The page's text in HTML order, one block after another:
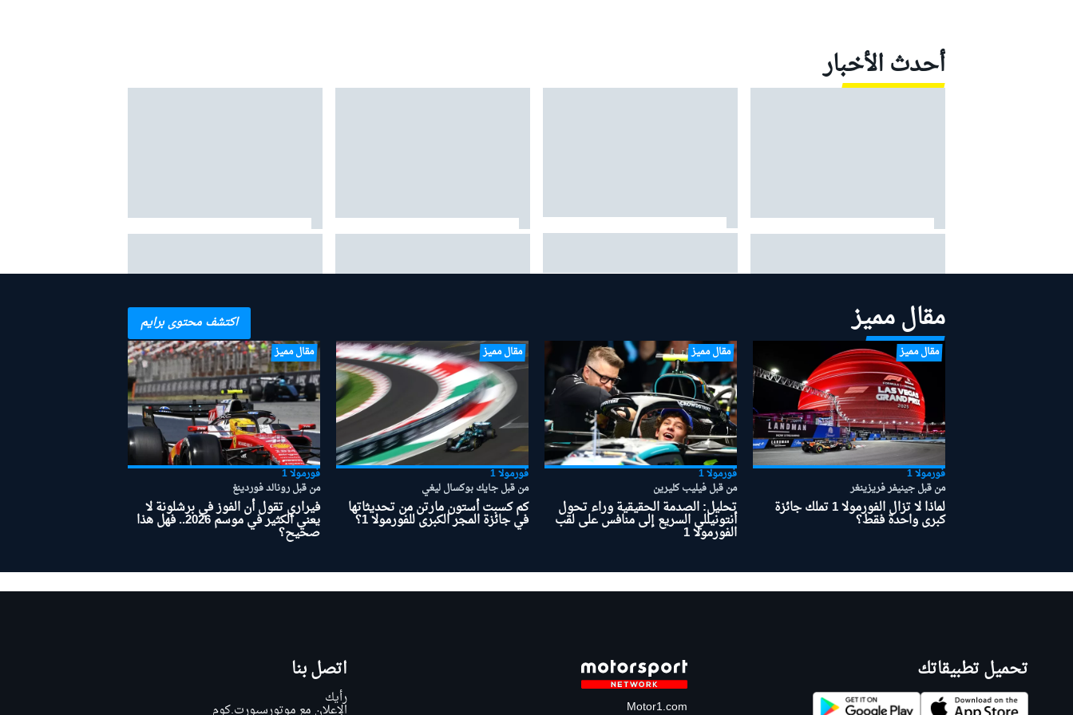
بطولات أخرى
أحدث الأخبار
كولتارد: حظ راسل السيئ في موسم ماركيز: "الفوز بلقب آخر لن يغيّر حياتي.. ألونسو يقود سيارته لامبورغيني الخارقة مرسيدس: "من المبكر جدًا" منح
مقال مميز اكتشف محتوى برايم
مقال مميز
فورمولا 1
من قبل جينيفر فريزينغر
لماذا لا تزال الفورمولا 1 تملك جائزة
كبرى واحدة فقط؟
مقال مميز
فورمولا 1
من قبل فيليب كليرين
تحليل: الصدمة الحقيقية وراء تحول
أنتونيللي السريع إلى منافس على لقب
الفورمولا 1
مقال مميز
فورمولا 1
من قبل جايك بوكسال ليغي
كم كسبت أستون مارتن من تحديثاتها
في جائزة المجر الكبرى للفورمولا 1؟
مقال مميز
فورمولا 1
من قبل رونالد فوردينغ
فيراري تقول أن الفوز في برشلونة لا
يعني الكثير في موسم 2026.. فهل هذا
صحيح؟
تحميل تطبيقاتك
Motor1.com
اتصل بنا
رأيك